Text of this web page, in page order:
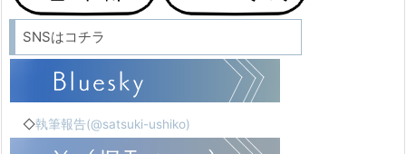
SNSはコチラ
◇執筆報告(@satsuki-ushiko)